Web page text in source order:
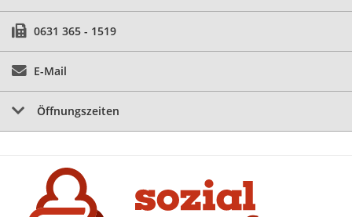
0631 365 - 1519
E-Mail
Öffnungszeiten